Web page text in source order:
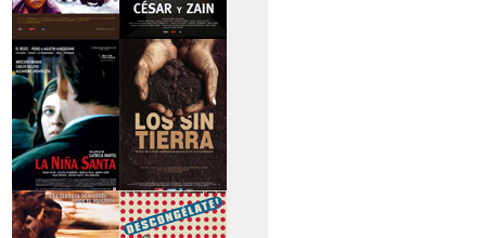
>Caravan >César y Zain
>La niña santa >Los sin tierra